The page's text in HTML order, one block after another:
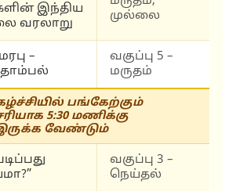
இந்திய
வரலாறு
முல்லை
–
வகுப்பு 5 –
மருதம்
பங்கேற்கும்
5:30 மணிக்கு
வேண்டும்
வகுப்பு 3 –
நெய்தல்